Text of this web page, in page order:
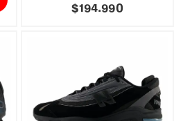
$194.990